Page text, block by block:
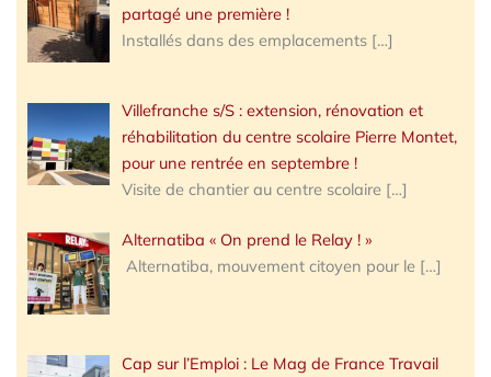
partagé une première !
Installés dans des emplacements […]
Villefranche s/S : extension, rénovation et
réhabilitation du centre scolaire Pierre Montet,
pour une rentrée en septembre !
Visite de chantier au centre scolaire […]
Alternatiba « On prend le Relay ! »
Alternatiba, mouvement citoyen pour le […]
Cap sur l’Emploi : Le Mag de France Travail